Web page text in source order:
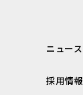
ニュース
採用情報